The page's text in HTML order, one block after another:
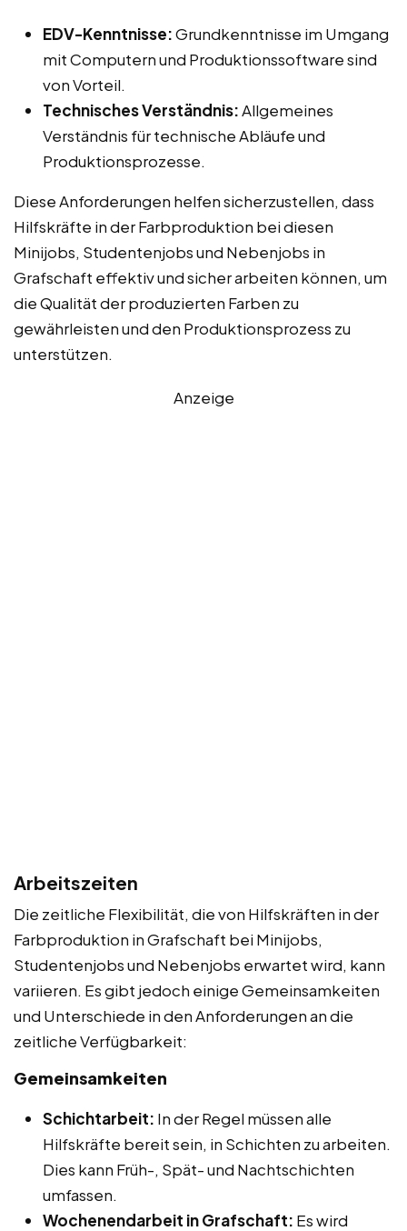
EDV-Kenntnisse:Grundkenntnisse im Umgang
mit Computern und Produktionssoftware sind
von Vorteil.
Technisches Verständnis:Allgemeines
Verständnis für technische Abläufe und
Produktionsprozesse.
Diese Anforderungen helfen sicherzustellen, dass
Hilfskräfte in der Farbproduktion bei diesen
Minijobs, Studentenjobs und Nebenjobs in
Grafschaft effektiv und sicher arbeiten können, um
die Qualität der produzierten Farben zu
gewährleisten und den Produktionsprozess zu
unterstützen.
Anzeige
Arbeitszeiten
Die zeitliche Flexibilität, die von Hilfskräften in der
Farbproduktion in Grafschaft bei Minijobs,
Studentenjobs und Nebenjobs erwartet wird, kann
variieren. Es gibt jedoch einige Gemeinsamkeiten
und Unterschiede in den Anforderungen an die
zeitliche Verfügbarkeit:
Gemeinsamkeiten
Schichtarbeit: In der Regel müssen alle
Hilfskräfte bereit sein, in Schichten zu arbeiten.
Dies kann Früh-, Spät- und Nachtschichten
umfassen.
Wochenendarbeit in Grafschaft: Es wird